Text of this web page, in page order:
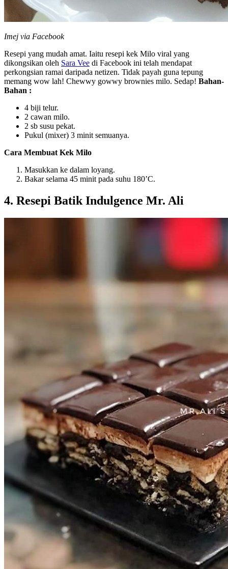
Imej via Facebook
Resepi yang mudah amat. Iaitu resepi kek Milo viral yang
dikongsikan oleh Sara Vee di Facebook ini telah mendapat
perkongsian ramai daripada netizen. Tidak payah guna tepung
memang wow lah! Chewwy gowwy brownies milo. Sedap! Bahan-
Bahan :
4 biji telur.
2 cawan milo.
2 sb susu pekat.
Pukul (mixer) 3 minit semuanya.
Cara Membuat Kek Milo
Masukkan ke dalam loyang.
Bakar selama 45 minit pada suhu 180’C.
4. Resepi Batik Indulgence Mr. Ali